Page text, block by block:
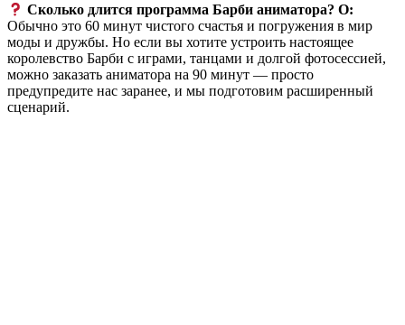
Сколько длится программа Барби аниматора?О:
Обычно это 60 минут чистого счастья и погружения в мир
моды и дружбы. Но если вы хотите устроить настоящее
королевство Барби с играми, танцами и долгой фотосессией,
можно заказать аниматора на 90 минут — просто
предупредите нас заранее, и мы подготовим расширенный
сценарий.